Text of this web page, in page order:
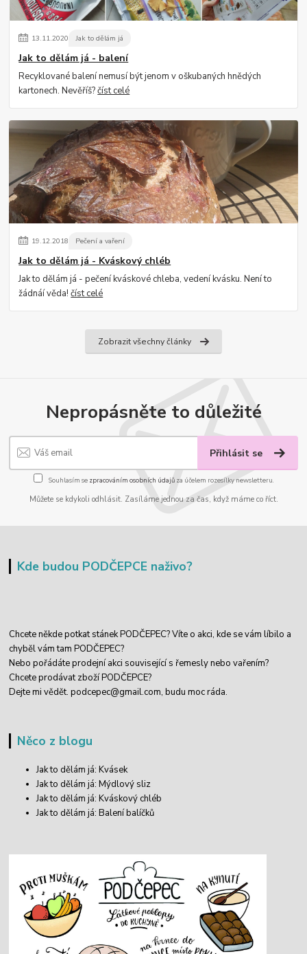
13.11.2020 Jak to dělám já
Jak to dělám já - balení
Recyklované balení nemusí být jenom v oškubaných hnědých
kartonech. Nevěříš?číst celé
19.12.2018 Pečení a vaření
Jak to dělám já - Kváskový chléb
Jak to dělám já - pečení kváskové chleba, vedení kvásku. Není to
žádnáí věda!číst celé
Zobrazit všechny články
Nepropásněte to důležité
Přihlásit se
Souhlasím se zpracováním osobních údajůza účelem rozesílky newsletteru.
Můžete se kdykoli odhlásit. Zasíláme jednou za čas, když máme co říct.
Kde budou PODČEPCE naživo?
Chcete někde potkat stánek PODČEPEC? Víte o akci, kde se vám líbilo a
chyběl vám tam PODČEPEC?
Nebo pořádáte prodejní akci související s řemesly nebo vařením?
Chcete prodávat zboží PODČEPCE?
Dejte mi vědět.podcepec@gmail.com, budu moc ráda.
Něco z blogu
Jak to dělám já: Kvásek
Jak to dělám já: Mýdlový sliz
Jak to dělám já: Kváskový chléb
Jak to dělám já: Balení balíčků